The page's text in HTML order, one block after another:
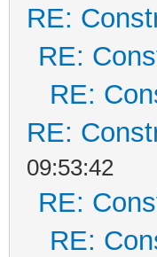
RE:
RE:
RE:
RE:
09:53:42
RE:
RE: